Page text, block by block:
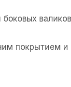
покрытием